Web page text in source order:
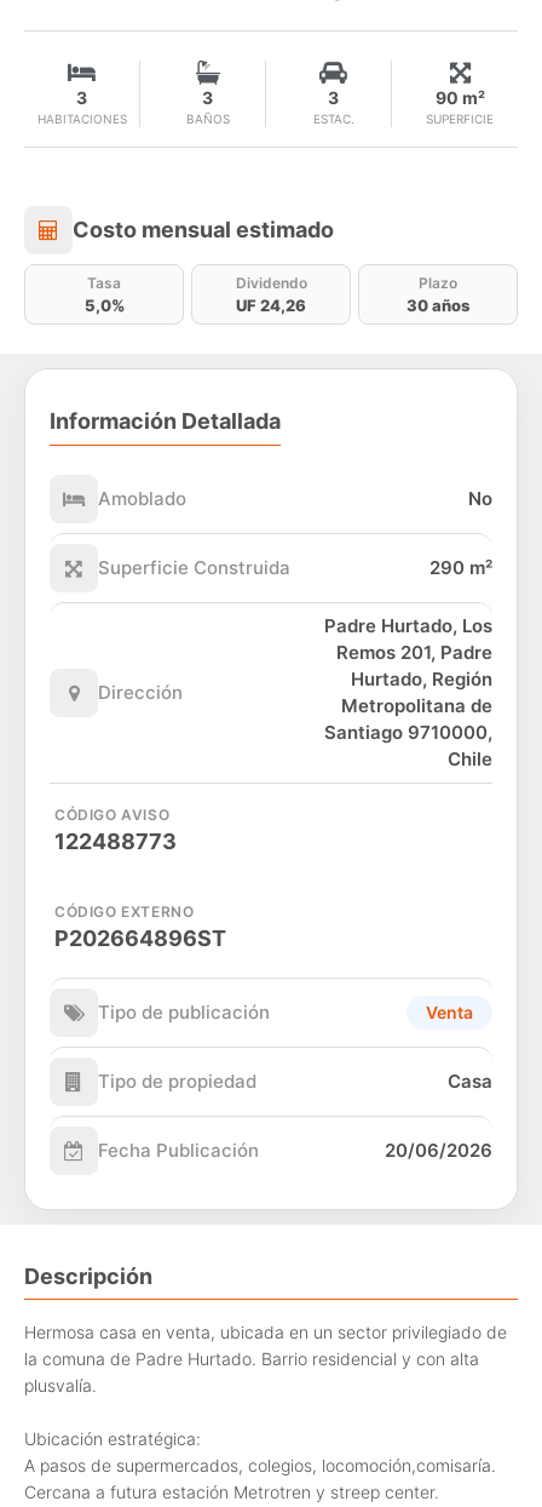
HABITACIONES
3
BAÑOS
3
ESTAC.
3
SUPERFICIE
90 m²
Costo mensual estimado
Costo mensual estimado
Tasa
5,0%
Dividendo
UF 24,26
Plazo
30 años
Información Detallada
Amoblado No
Superficie Construida 290 m²
Dirección
Padre Hurtado, Los
Remos 201, Padre
Hurtado, Región
Metropolitana de
Santiago 9710000,
Chile
CÓDIGO AVISO
122488773
CÓDIGO EXTERNO
P202664896ST
Tipo de publicación Venta
Tipo de propiedad Casa
Fecha Publicación 20/06/2026
Descripción
Hermosa casa en venta, ubicada en un sector privilegiado de
la comuna de Padre Hurtado. Barrio residencial y con alta
plusvalía.
Ubicación estratégica:
A pasos de supermercados, colegios, locomoción,comisaría.
Cercana a futura estación Metrotren y streep center.